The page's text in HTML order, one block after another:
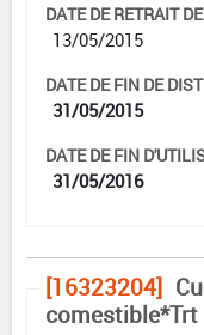
DATE DE RETRAIT
13/05/2015
DATE DE FIN DE
31/05/2015
DATE DE FIN
31/05/2016
[16323204]